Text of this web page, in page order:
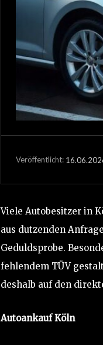
Veröffentlicht:
Viele Autobesitzer in
aus dutzenden
Geduldsprobe.
fehlendem TÜV
deshalb auf den
Autoankauf Köln